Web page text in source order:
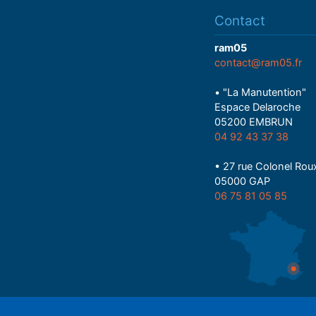
Contact
ram05
contact@ram05.fr
• "La Manutention"
Espace Delaroche
05200 EMBRUN
04 92 43 37 38
• 27 rue Colonel
05000 GAP
06 75 81 05 85